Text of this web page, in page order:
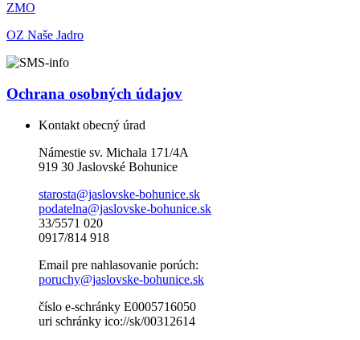
ZMO
OZ Naše Jadro
Ochrana osobných údajov
Kontakt obecný úrad
Námestie sv. Michala 171/4A
919 30 Jaslovské Bohunice
starosta@jaslovske-bohunice.sk
podatelna@jaslovske-bohunice.sk
33/5571 020
0917/814 918
Email pre nahlasovanie porúch:
poruchy@jaslovske-bohunice.sk
číslo e-schránky E0005716050
uri schránky ico://sk/00312614